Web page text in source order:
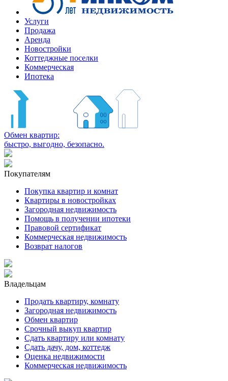
Услуги
Продажа
Аренда
Новостройки
Коттеджные поселки
Коммерческая
Ипотека
Обмен квартир:
быстро, выгодно, безопасно.
Покупателям
Покупка квартир и комнат
Квартиры в новостройках
Загородная недвижимость
Помощь в получении ипотеки
Правовой сертификат
Коммерческая недвижимость
Возврат налогов
Владельцам
Продать квартиру, комнату
Загородная недвижимость
Обмен квартир
Срочный выкуп квартир
Сдать квартиру или комнату
Сдать дачу, дом, коттедж
Оценка недвижимости
Коммерческая недвижимость